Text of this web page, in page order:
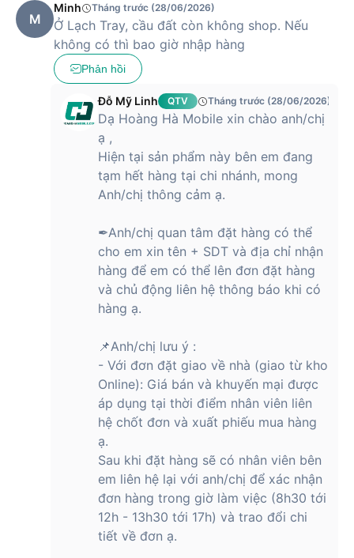
M
Minh Tháng trước (28/06/2026)
Ở Lạch Tray, cầu đất còn không shop. Nếu
không có thì bao giờ nhập hàng
Phản hồi
Đỗ Mỹ Linh QTV Tháng trước (28/06/2026)
Dạ Hoàng Hà Mobile xin chào anh/chị
ạ ,
Hiện tại sản phẩm này bên em đang
tạm hết hàng tại chi nhánh, mong
Anh/chị thông cảm ạ.
✒Anh/chị quan tâm đặt hàng có thể
cho em xin tên + SDT và địa chỉ nhận
hàng để em có thể lên đơn đặt hàng
và chủ động liên hệ thông báo khi có
hàng ạ.
📌Anh/chị lưu ý :
- Với đơn đặt giao về nhà (giao từ kho
Online): Giá bán và khuyến mại được
áp dụng tại thời điểm nhân viên liên
hệ chốt đơn và xuất phiếu mua hàng
ạ.
Sau khi đặt hàng sẽ có nhân viên bên
em liên hệ lại với anh/chị để xác nhận
đơn hàng trong giờ làm việc (8h30 tới
12h - 13h30 tới 17h) và trao đổi chi
tiết về đơn ạ.